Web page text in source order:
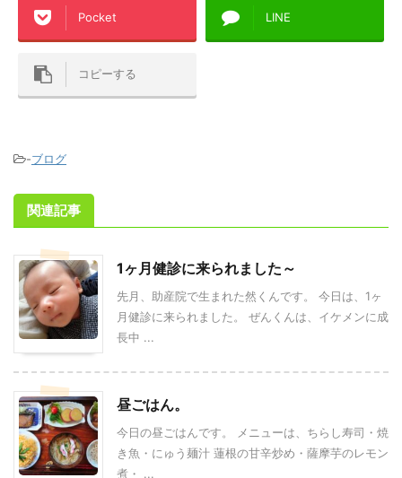
Pocket LINE
コピーする
-ブログ
関連記事
1ヶ月健診に来られました～
先月、助産院で生まれた然くんです。 今日は、1ヶ
月健診に来られました。 ぜんくんは、イケメンに成
長中 ...
昼ごはん。
今日の昼ごはんです。 メニューは、ちらし寿司・焼
き魚・にゅう麺汁 蓮根の甘辛炒め・薩摩芋のレモン
煮・ ...